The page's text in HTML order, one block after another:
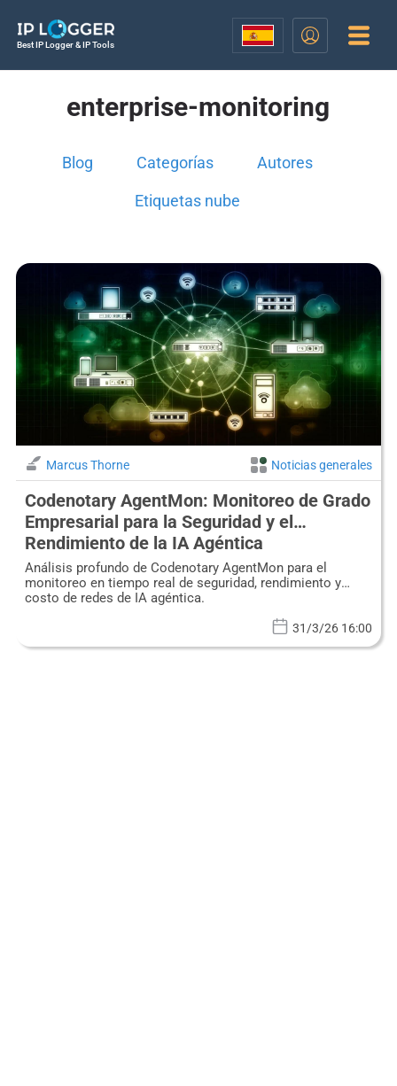
Best IP Logger & IP Tools
enterprise-monitoring
Blog Categorías Autores
Etiquetas nube
Marcus Thorne Noticias generales
Codenotary AgentMon: Monitoreo de Grado
Empresarial para la Seguridad y el
Rendimiento de la IA Agéntica
Análisis profundo de Codenotary AgentMon para el
monitoreo en tiempo real de seguridad, rendimiento y
costo de redes de IA agéntica.
31/3/26 16:00